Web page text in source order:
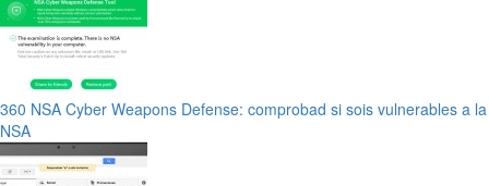
360 NSA Cyber Weapons Defense: comprobad si sois vulnerables a la
NSA